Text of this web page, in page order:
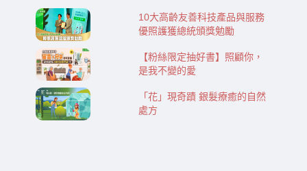
10大高齡友善科技產品與服務
優照護獲總統頒獎勉勵
【粉絲限定抽好書】照顧你，
是我不變的愛
「花」現奇蹟 銀髮療癒的自然
處方